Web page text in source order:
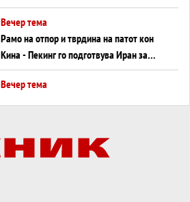
во Суец најавува глобален енергетски
инфаркт?
Вечер тема
Рамо на отпор и тврдина на патот кон
Кина - Пекинг го подготвува Иран за
американска копнена инвазија
Вечер тема
Вечер тема
Трамп тврди дека повторно „разговара“